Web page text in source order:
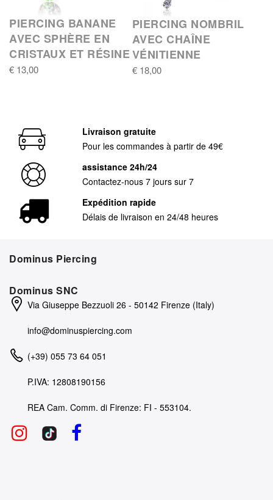
PIERCING BANANE
AVEC SPHÈRE EN
CRISTAUX ET RÉSINE
€ 13,00
PIERCING NOMBRIL
AVEC CHAÎNE
VÉNITIENNE
€ 18,00
Livraison gratuite
Pour les commandes à partir de 49€
assistance 24h/24
Contactez-nous 7 jours sur 7
Expédition rapide
Délais de livraison en 24/48 heures
Dominus Piercing
Dominus SNC
Via Giuseppe Bezzuoli 26 - 50142 Firenze (Italy)
info@dominuspiercing.com
(+39) 055 73 64 051
P.IVA: 12808190156
REA Cam. Comm. di Firenze: FI - 553104.